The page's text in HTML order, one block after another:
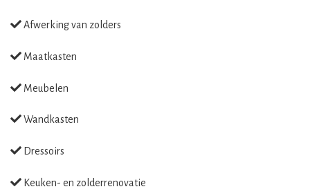
Afwerking van zolders
Maatkasten
Meubelen
Wandkasten
Dressoirs
Keuken- en zolderrenovatie